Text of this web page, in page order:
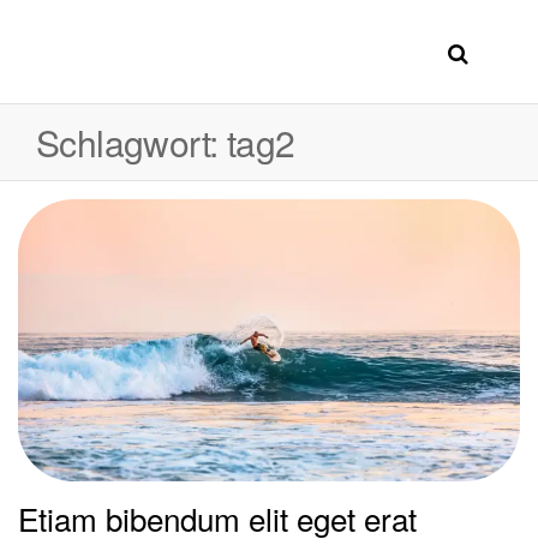
Schlagwort: tag2
Etiam bibendum elit eget erat